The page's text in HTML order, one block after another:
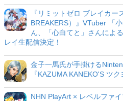
『リミットゼロ ブレイカー
BREAKERS）』VTuber 「
ん、「心白てと」さんによ
レイ生配信決定！
金子一馬氏が手掛ける
『KAZUMA KANEKO'S ツ
NHN PlayArt × レベルファ